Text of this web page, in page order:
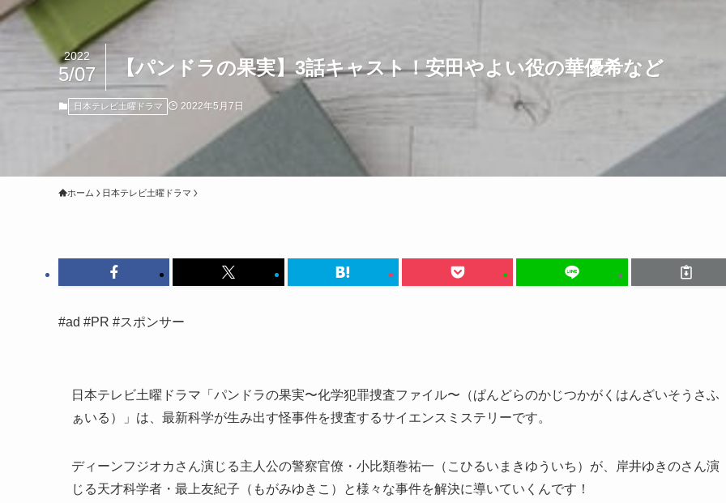
【パンドラの果実】3話キャスト！安田やよい役の華優希など
2022
5/07
日本テレビ土曜ドラマ 2022年5月7日
ホーム 日本テレビ土曜ドラマ
#ad #PR #スポンサー
日本テレビ土曜ドラマ「パンドラの果実〜化学犯罪捜査ファイル〜（ぱんどらのかじつかがくはんざいそうさふ
ぁいる）」は、最新科学が生み出す怪事件を捜査するサイエンスミステリーです。
ディーンフジオカさん演じる主人公の警察官僚・小比類巻祐一（こひるいまきゆういち）が、岸井ゆきのさん演
じる天才科学者・最上友紀子（もがみゆきこ）と様々な事件を解決に導いていくんです！